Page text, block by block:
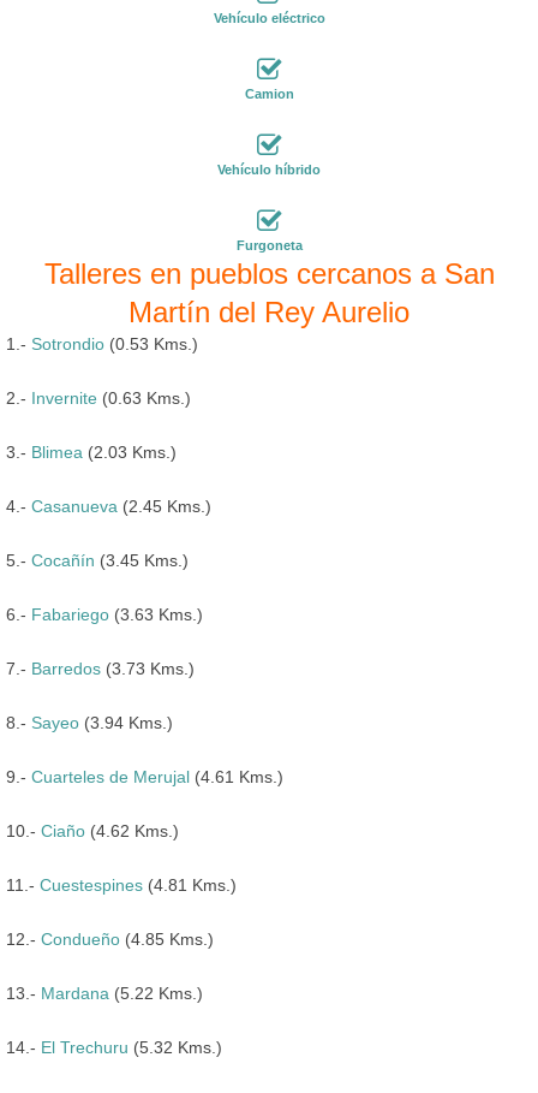
Vehículo eléctrico
Camion
Vehículo híbrido
Furgoneta
Talleres en pueblos cercanos a San
Martín del Rey Aurelio
1.- Sotrondio (0.53 Kms.)
2.- Invernite (0.63 Kms.)
3.- Blimea (2.03 Kms.)
4.- Casanueva (2.45 Kms.)
5.- Cocañín (3.45 Kms.)
6.- Fabariego (3.63 Kms.)
7.- Barredos (3.73 Kms.)
8.- Sayeo (3.94 Kms.)
9.- Cuarteles de Merujal (4.61 Kms.)
10.- Ciaño (4.62 Kms.)
11.- Cuestespines (4.81 Kms.)
12.- Condueño (4.85 Kms.)
13.- Mardana (5.22 Kms.)
14.- El Trechuru (5.32 Kms.)